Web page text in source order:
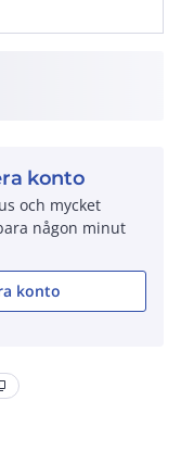
konto
och mycket
någon minut
konto